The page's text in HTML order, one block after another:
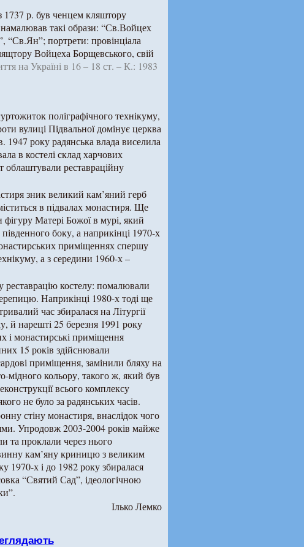
1737 р. був ченцем кляштору
такі образи: “Св.Войцех
“Св.Ян”; портрети: провінціала
Войцеха Борщевського, свій
на Україні в 16 – 18 ст. – К.: 1983
поліграфічного технікуму,
вулиці Підвальної домінує церква
1947 року радянська влада виселила
в костелі склад харчових
облаштували реставраційну
зник великий кам’яний герб
в підвалах монастиря. Ще
Матері Божої в мурі, який
боку, а наприкінці 1970-х
приміщеннях спершу
а з середини 1960-х –
костелу: помалювали
Наприкінці 1980-х тоді ще
час збиралася на Літургії
й нарешті 25 березня 1991 року
і монастирські приміщення
15 років здійснювали
приміщення, замінили бляху на
мідного кольору, такого ж, який був
всього комплексу
не було за радянських часів.
стіну монастиря, внаслідок чого
Упродовж 2003-2004 років майже
та проклали через нього
кам’яну криницю з великим
1970-х і до 1982 року збиралася
“Святий Сад”, ідеологічною
Ілько Лемко